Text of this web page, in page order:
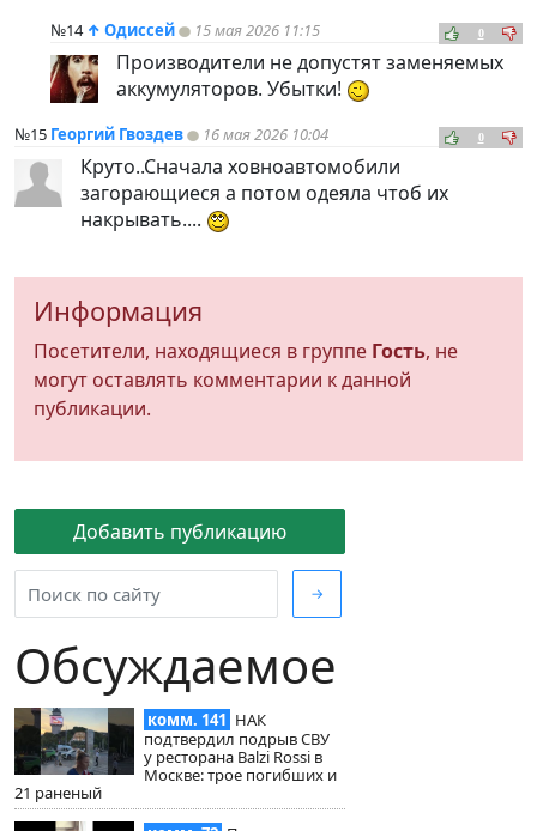
Добавить публикацию
→
Обсуждаемое
комм. 141 НАК
подтвердил подрыв СВУ
у ресторана Balzi Rossi в
Москве: трое погибших и
21 раненый
№14 ↑ Одиссей 15 мая 2026 11:15 0
Производители не допустят заменяемых
аккумуляторов. Убытки!
№15 Георгий Гвоздев 16 мая 2026 10:04 0
Круто..Сначала ховноавтомобили
загорающиеся а потом одеяла чтоб их
накрывать....
Информация
Посетители, находящиеся в группе Гость, не
могут оставлять комментарии к данной
публикации.